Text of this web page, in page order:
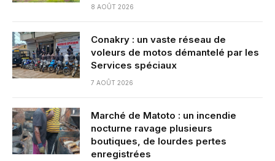
8 AOÛT 2026
Conakry : un vaste réseau de
voleurs de motos démantelé par les
Services spéciaux
7 AOÛT 2026
Marché de Matoto : un incendie
nocturne ravage plusieurs
boutiques, de lourdes pertes
enregistrées